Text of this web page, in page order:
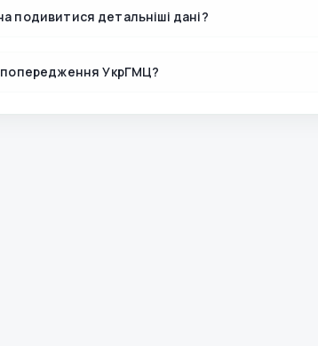
подивитися детальніші дані?
попередження УкрГМЦ?